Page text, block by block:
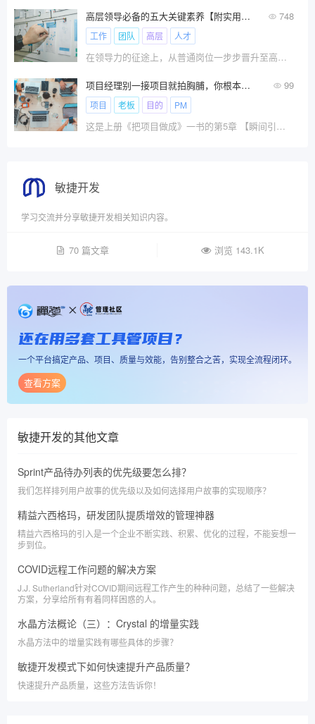
高层领导必备的五大关键素养【附实用的提升策略】 748
工作 团队 高层 人才
在领导力的征途上，从普通岗位一步步晋升至高层，?
项目经理别一接项目就拍胸脯，你根本不知道自己答应了什么 99
项目 老板 目的 PM
这是上册《把项目做成》一书的第5章 【瞬间引子】
敏捷开发
学习交流并分享敏捷开发相关知识内容。
70 篇文章 浏览 143.1K
还在用多套工具管项目？
一个平台搞定产品、项目、质量与效能，告别整合之苦，实现全流程闭环。
查看方案
敏捷开发的其他文章
Sprint产品待办列表的优先级要怎么排？
我们怎样排列用户故事的优先级以及如何选择用户故事的实现顺序？
精益六西格玛，研发团队提质增效的管理神器
精益六西格玛的引入是一个企业不断实践、积累、优化的过程，不能妄想一
步到位。
COVID远程工作问题的解决方案
J.J. Sutherland针对COVID期间远程工作产生的种种问题，总结了一些解决
方案，分享给所有有着同样困惑的人。
水晶方法概论（三）：Crystal 的增量实践
水晶方法中的增量实践有哪些具体的步骤？
敏捷开发模式下如何快速提升产品质量？
快速提升产品质量，这些方法告诉你！